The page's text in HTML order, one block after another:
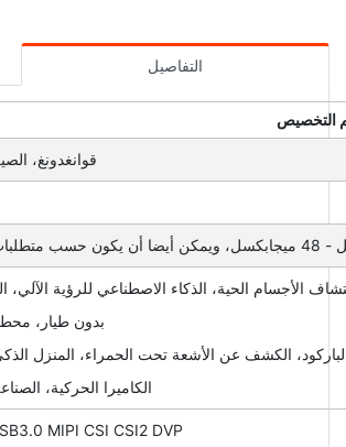
التفاصيل
التخصيص
قوانغدونغ،
الأجسام الحية، الذكاء الاصطناعي للرؤية الآلي،
بدون طيار،
الكشف عن الأشعة تحت الحمراء، المنزل
الكاميرا الحركية،
MIPI CSI CSI2 DVP